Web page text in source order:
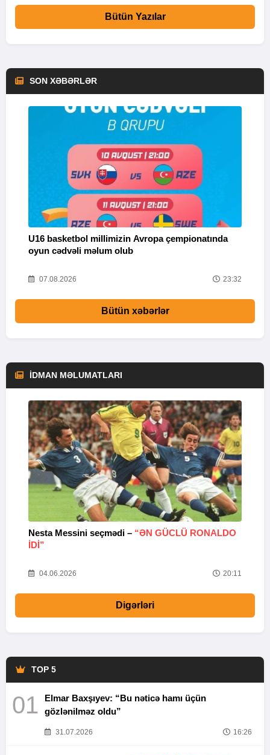
Bütün Yazılar
SON XƏBƏRLƏR
U16 basketbol millimizin Avropa çempionatında
oyun cədvəli məlum olub
07.08.2026 23:32
Bütün xəbərlər
İDMAN MƏLUMATLARI
Nesta Messini seçmədi – “ƏN GÜCLÜ RONALDO
IDI”
04.06.2026 20:11
Digərləri
TOP 5
01
Elmar Baxşıyev: “Bu nəticə hamı üçün
gözlənilməz oldu”
31.07.2026 16:26